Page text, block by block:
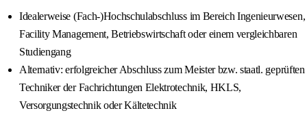
Idealerweise (Fach-)Hochschulabschluss im Bereich Ingenieurwesen,
Facility Management, Betriebswirtschaft oder einem vergleichbaren
Studiengang
Alternativ: erfolgreicher Abschluss zum Meister bzw. staatl. geprüften
Techniker der Fachrichtungen Elektrotechnik, HKLS,
Versorgungstechnik oder Kältetechnik